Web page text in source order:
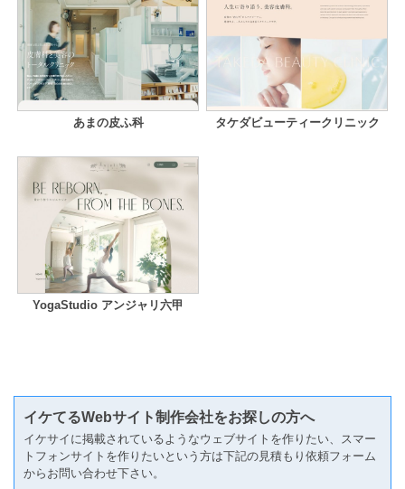
あまの皮ふ科 タケダビューティークリニック
YogaStudio アンジャリ六甲
イケてるWebサイト制作会社をお探しの方へ
イケサイに掲載されているようなウェブサイトを作りたい、スマー
トフォンサイトを作りたいという方は下記の見積もり依頼フォーム
からお問い合わせ下さい。